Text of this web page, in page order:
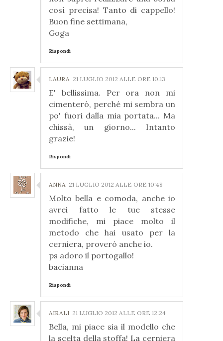
così precisa! Tanto di cappello!
Buon fine settimana,
Goga
Rispondi
LAURA 21 LUGLIO 2012 ALLE ORE 10:13
E' bellissima. Per ora non mi
cimenterò, perché mi sembra un
po' fuori dalla mia portata... Ma
chissà, un giorno... Intanto
grazie!
Rispondi
ANNA 21 LUGLIO 2012 ALLE ORE 10:48
Molto bella e comoda, anche io
avrei fatto le tue stesse
modifiche, mi piace molto il
metodo che hai usato per la
cerniera, proverò anche io.
ps adoro il portogallo!
bacianna
Rispondi
AIRALI 21 LUGLIO 2012 ALLE ORE 12:24
Bella, mi piace sia il modello che
la scelta della stoffa! La cerniera